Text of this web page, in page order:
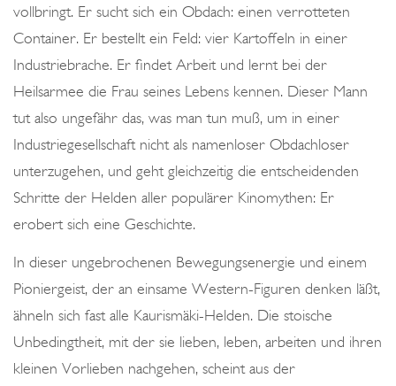
vollbringt. Er sucht sich ein Obdach: einen verrotteten
Container. Er bestellt ein Feld: vier Kartoffeln in einer
Industriebrache. Er findet Arbeit und lernt bei der
Heilsarmee die Frau seines Lebens kennen. Dieser Mann
tut also ungefähr das, was man tun muß, um in einer
Industriegesellschaft nicht als namenloser Obdachloser
unterzugehen, und geht gleichzeitig die entscheidenden
Schritte der Helden aller populärer Kinomythen: Er
erobert sich eine Geschichte.
In dieser ungebrochenen Bewegungsenergie und einem
Pioniergeist, der an einsame Western-Figuren denken läßt,
ähneln sich fast alle Kaurismäki-Helden. Die stoische
Unbedingtheit, mit der sie lieben, leben, arbeiten und ihren
kleinen Vorlieben nachgehen, scheint aus der